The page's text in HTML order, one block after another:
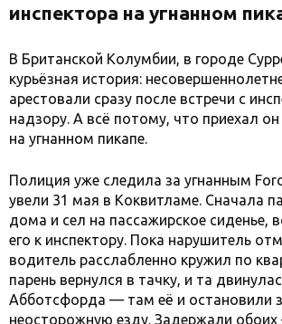
инспектора на угнанном
В Британской Колумбии, в городе
курьёзная история:
арестовали сразу после встречи с
надзору. А всё потому, что приехал он
на угнанном пикапе.
Полиция уже следила за угнанным
увели 31 мая в Коквитламе. Сначала
дома и сел на пассажирское сиденье,
его к инспектору. Пока нарушитель
водитель расслабленно кружил по
парень вернулся в тачку, и та
Абботсфорда — там её и остановили
неосторожную езду. Задержали